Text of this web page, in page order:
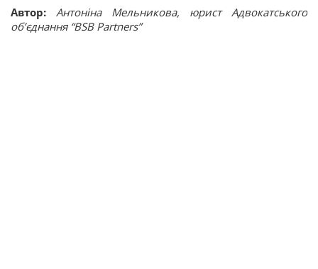
Автор: Антоніна Мельникова, юрист Адвокатського
об’єднання “BSB Partners”